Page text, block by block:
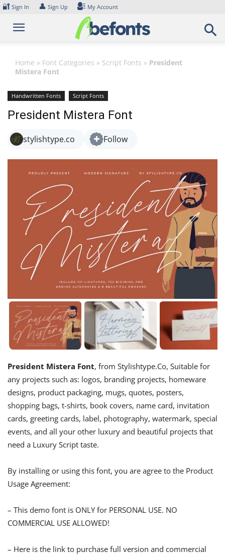
Skip
content
🔐 Sign In 👤 Sign Up My Account
Home » Font Categories » Script Fonts » President
Mistera Font
Handwritten Fonts Script Fonts
President Mistera Font
stylishtype.co Follow
President Mistera Font, from Stylishtype.Co, Suitable for
any projects such as: logos, branding projects, homeware
designs, product packaging, mugs, quotes, posters,
shopping bags, t-shirts, book covers, name card, invitation
cards, greeting cards, label, photography, watermark, special
events, and all your other luxury and beautiful projects that
need a Luxury Script taste.
By installing or using this font, you are agree to the Product
Usage Agreement:
– This demo font is ONLY for PERSONAL USE. NO
COMMERCIAL USE ALLOWED!
– Here is the link to purchase full version and commercial